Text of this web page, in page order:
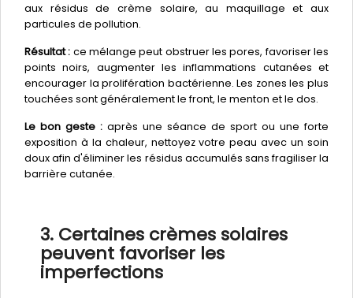
aux résidus de crème solaire, au maquillage et aux
particules de pollution.
Résultat : ce mélange peut obstruer les pores, favoriser les
points noirs, augmenter les inflammations cutanées et
encourager la prolifération bactérienne. Les zones les plus
touchées sont généralement le front, le menton et le dos.
Le bon geste : après une séance de sport ou une forte
exposition à la chaleur, nettoyez votre peau avec un soin
doux afin d'éliminer les résidus accumulés sans fragiliser la
barrière cutanée.
3. Certaines crèmes solaires
peuvent favoriser les
imperfections